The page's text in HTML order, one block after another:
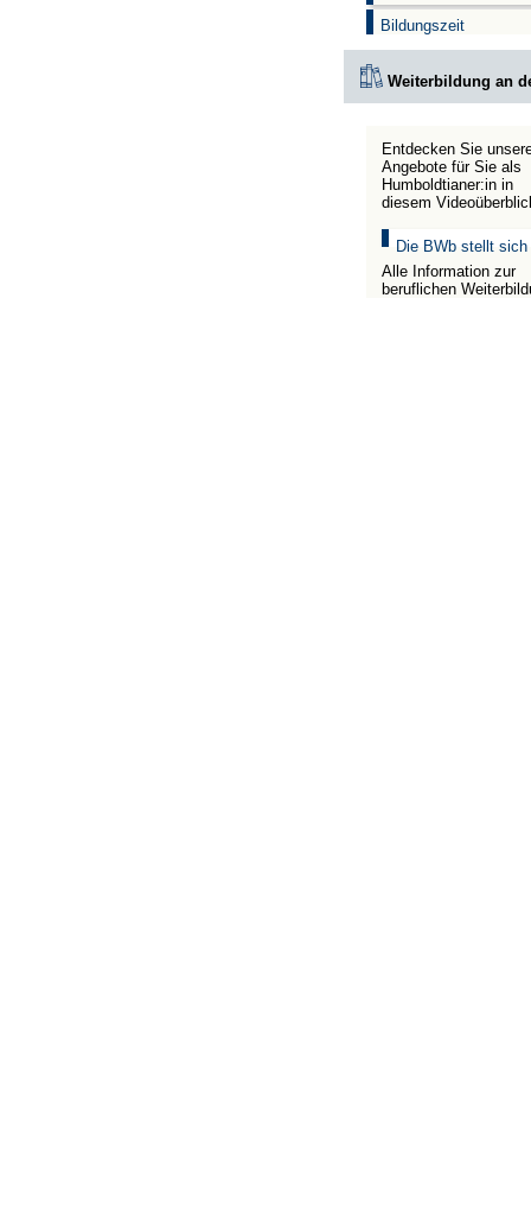
Bildungszeit
Weiterbildung an
Entdecken Sie
Angebote für Sie als
Humboldtianer:in in
diesem
Die BWb stellt sich
Alle Information zur
beruflichen